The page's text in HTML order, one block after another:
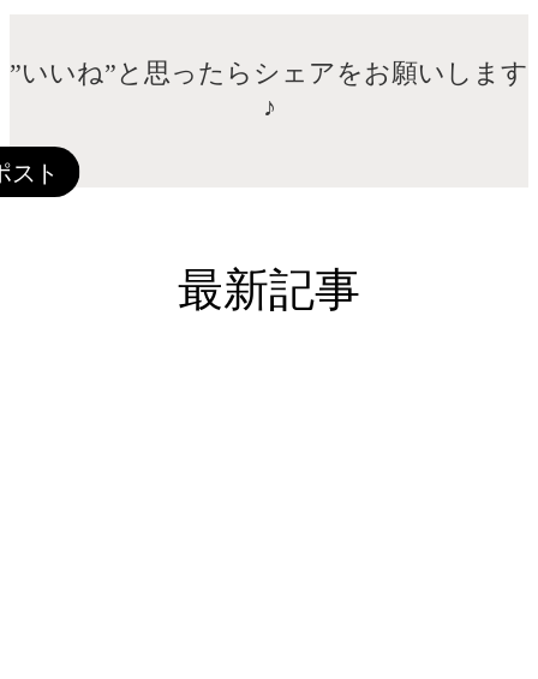
”いいね”と思ったらシェアをお願いします
♪
最新記事